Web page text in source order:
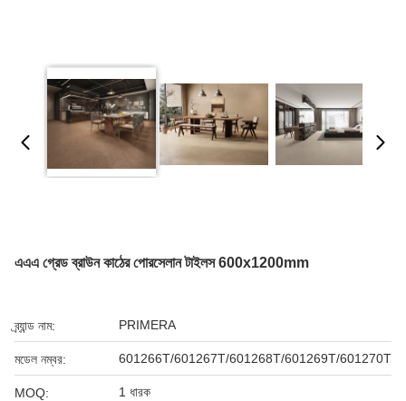
এএএ গ্রেড ব্রাউন কাঠের পোরসেলান টাইলস 600x1200mm
ব্র্যান্ড নাম: PRIMERA
মডেল নম্বর: 601266T/601267T/601268T/601269T/601270T
MOQ: 1 ধারক